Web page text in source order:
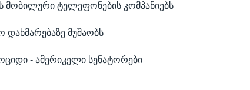
მობილური ტელეფონების კომპანიებს
დახმარებაზე მუშაობს
- ამერიკელი სენატორები